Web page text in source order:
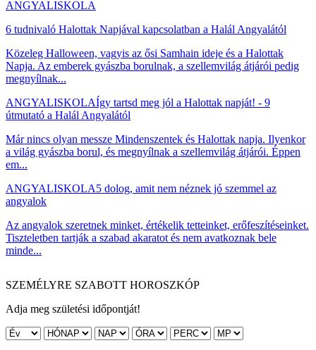
ANGYALISKOLA
6 tudnivaló Halottak Napjával kapcsolatban a Halál Angyalától
Közeleg Halloween, vagyis az ősi Samhain ideje és a Halottak
Napja. Az emberek gyászba borulnak, a szellemvilág átjárói pedig
megnyílnak...
ANGYALISKOLAÍgy tartsd meg jól a Halottak napját! - 9
útmutató a Halál Angyalától
Már nincs olyan messze Mindenszentek és Halottak napja. Ilyenkor
a világ gyászba borul, és megnyílnak a szellemvilág átjárói. Éppen
em...
ANGYALISKOLA5 dolog, amit nem néznek jó szemmel az
angyalok
Az angyalok szeretnek minket, értékelik tetteinket, erőfeszítéseinket.
Tiszteletben tartják a szabad akaratot és nem avatkoznak bele
minde...
SZEMÉLYRE SZABOTT HOROSZKÓP
Adja meg születési időpontját!